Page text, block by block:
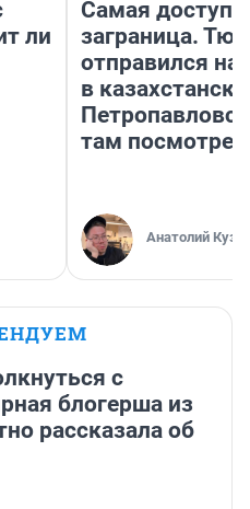
ли
Самая
заграница.
отправился
в
там
Анатолий
с
блогерша из
рассказала об